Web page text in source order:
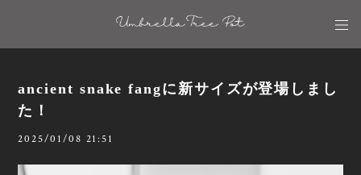
ancient snake fangに新サイズが登場しまし
た！
2025/01/08 21:51